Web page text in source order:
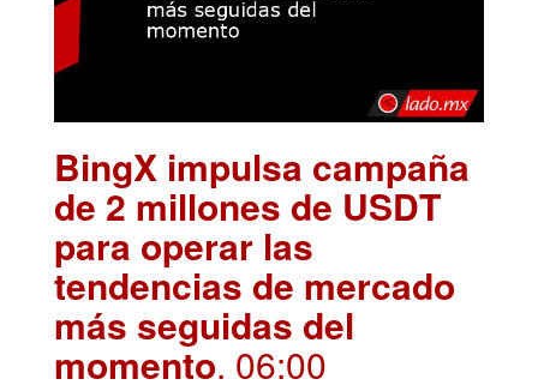
BingX impulsa campaña
de 2 millones de USDT
para operar las
tendencias de mercado
más seguidas del
momento. 06:00